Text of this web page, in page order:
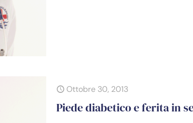
Ottobre 30, 2013
Piede diabetico e ferita in